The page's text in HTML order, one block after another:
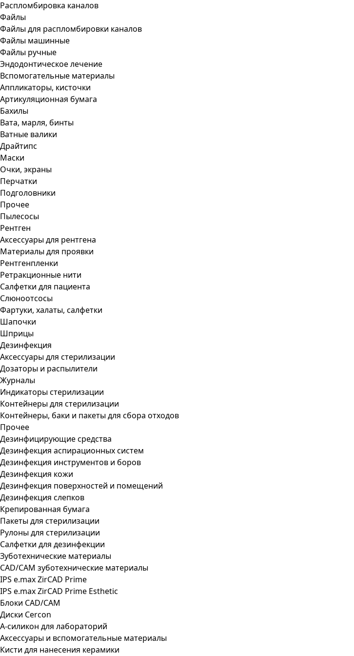
Распломбировка каналов
Файлы
Файлы для распломбировки каналов
Файлы машинные
Файлы ручные
Эндодонтическое лечение
Вспомогательные материалы
Аппликаторы, кисточки
Артикуляционная бумага
Бахилы
Вата, марля, бинты
Ватные валики
Драйтипс
Маски
Очки, экраны
Перчатки
Подголовники
Прочее
Пылесосы
Рентген
Аксессуары для рентгена
Материалы для проявки
Рентгенпленки
Ретракционные нити
Салфетки для пациента
Слюноотсосы
Фартуки, халаты, салфетки
Шапочки
Шприцы
Дезинфекция
Аксессуары для стерилизации
Дозаторы и распылители
Журналы
Индикаторы стерилизации
Контейнеры для стерилизации
Контейнеры, баки и пакеты для сбора отходов
Прочее
Дезинфицирующие средства
Дезинфекция аспирационных систем
Дезинфекция инструментов и боров
Дезинфекция кожи
Дезинфекция поверхностей и помещений
Дезинфекция слепков
Крепированная бумага
Пакеты для стерилизации
Рулоны для стерилизации
Салфетки для дезинфекции
Зуботехнические материалы
CAD/CAM зуботехнические материалы
IPS e.max ZirCAD Prime
IPS e.max ZirCAD Prime Esthetic
Блоки CAD/CAM
Диски Cercon
А-силикон для лабораторий
Аксессуары и вспомогательные материалы
Кисти для нанесения керамики